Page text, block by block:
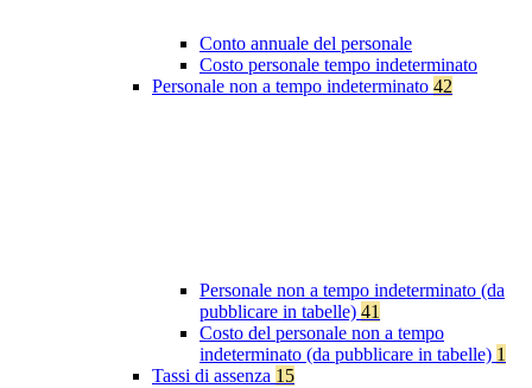
Conto annuale del personale
Costo personale tempo indeterminato
Personale non a tempo indeterminato 42
Personale non a tempo indeterminato (da
pubblicare in tabelle) 41
Costo del personale non a tempo
indeterminato (da pubblicare in tabelle) 1
Tassi di assenza 15